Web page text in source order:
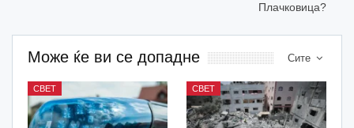
Плачковица?
Сите
Може ќе ви се допадне
СВЕТ СВЕТ